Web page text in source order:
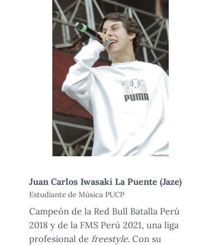
Juan Carlos Iwasaki La Puente (Jaze)
Estudiante de Música PUCP
Campeón de la Red Bull Batalla Perú
2018 y de la FMS Perú 2021, una liga
profesional de freestyle. Con su